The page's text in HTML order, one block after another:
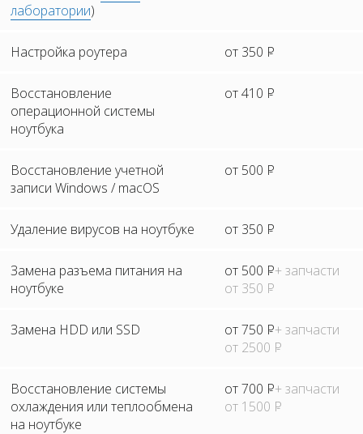
лаборатории)
Настройка роутера от 350 Р
Восстановление
операционной системы
ноутбука
от 410 Р
Восстановление учетной
записи Windows / macOS
от 500 Р
Удаление вирусов на ноутбуке от 350 Р
Замена разъема питания на
ноутбуке
от 500 Р+ запчасти
от 350 Р
Замена HDD или SSD от 750 Р+ запчасти
от 2500 Р
Восстановление системы
охлаждения или теплообмена
на ноутбуке
от 700 Р+ запчасти
от 1500 Р